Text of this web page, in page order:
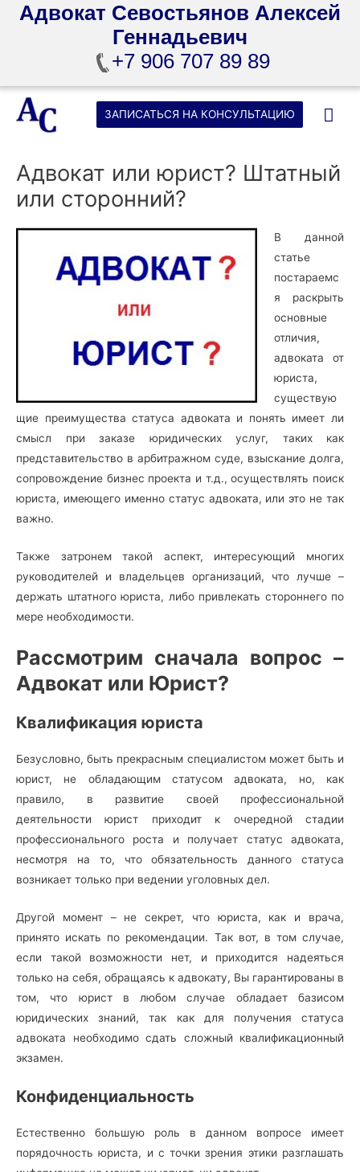
Адвокат Севостьянов Алексей
Геннадьевич
+7 906 707 89 89
Перейти
содержимому
ЗАПИСАТЬСЯ НА КОНСУЛЬТАЦИЮ
Адвокат или юрист? Штатный
или сторонний?
В данной
статье
постараемс
я раскрыть
основные
отличия,
адвоката от
юриста,
существую
щие преимущества статуса адвоката и понять имеет ли
смысл при заказе юридических услуг, таких как
представительство в арбитражном суде, взыскание долга,
сопровождение бизнес проекта и т.д., осуществлять поиск
юриста, имеющего именно статус адвоката, или это не так
важно.
Также затронем такой аспект, интересующий многих
руководителей и владельцев организаций, что лучше –
держать штатного юриста, либо привлекать стороннего по
мере необходимости.
Рассмотрим сначала вопрос –
Адвокат или Юрист?
Квалификация юриста
Безусловно, быть прекрасным специалистом может быть и
юрист, не обладающим статусом адвоката, но, как
правило, в развитие своей профессиональной
деятельности юрист приходит к очередной стадии
профессионального роста и получает статус адвоката,
несмотря на то, что обязательность данного статуса
возникает только при ведении уголовных дел.
Другой момент – не секрет, что юриста, как и врача,
принято искать по рекомендации. Так вот, в том случае,
если такой возможности нет, и приходится надеяться
только на себя, обращаясь к адвокату, Вы гарантированы в
том, что юрист в любом случае обладает базисом
юридических знаний, так как для получения статуса
адвоката необходимо сдать сложный квалификационный
экзамен.
Конфиденциальность
Естественно большую роль в данном вопросе имеет
порядочность юриста, и с точки зрения этики разглашать